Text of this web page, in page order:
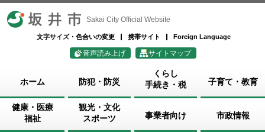
坂井市 Sakai City Official Website
文字サイズ・色合いの変更 携帯サイト Foreign Language
音声読み上げ サイトマップ
ホーム 防犯・防災
くらし
手続き・税
子育て・教育
健康・医療
福祉
観光・文化
スポーツ
事業者向け 市政情報